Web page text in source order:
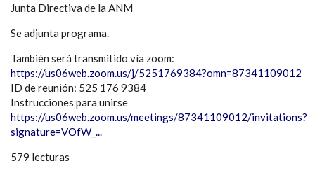
Junta Directiva de la ANM
Se adjunta programa.
También será transmitido vía zoom:
https://us06web.zoom.us/j/5251769384?omn=87341109012
ID de reunión: 525 176 9384
Instrucciones para unirse
https://us06web.zoom.us/meetings/87341109012/invitations?
signature=VOfW_...
579 lecturas